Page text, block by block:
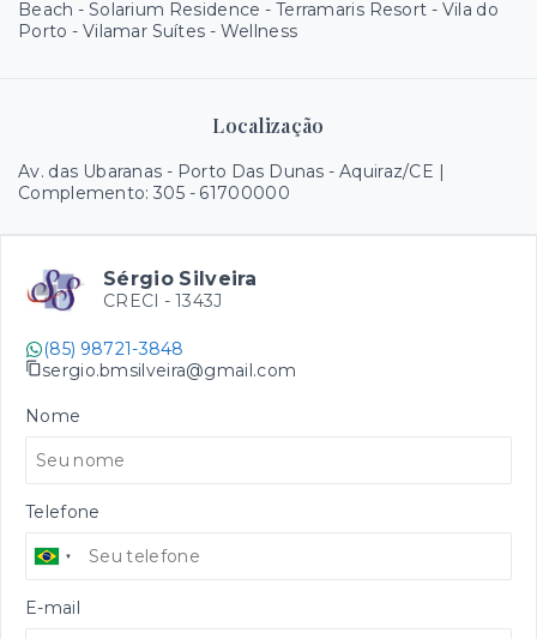
Beach - Solarium Residence - Terramaris Resort - Vila do
Porto - Vilamar Suítes - Wellness
Localização
Av. das Ubaranas - Porto Das Dunas - Aquiraz/CE |
Complemento: 305 - 61700000
Sérgio Silveira
CRECI - 1343J
(85) 98721-3848
sergio.bmsilveira@gmail.com
Nome
Telefone
E-mail